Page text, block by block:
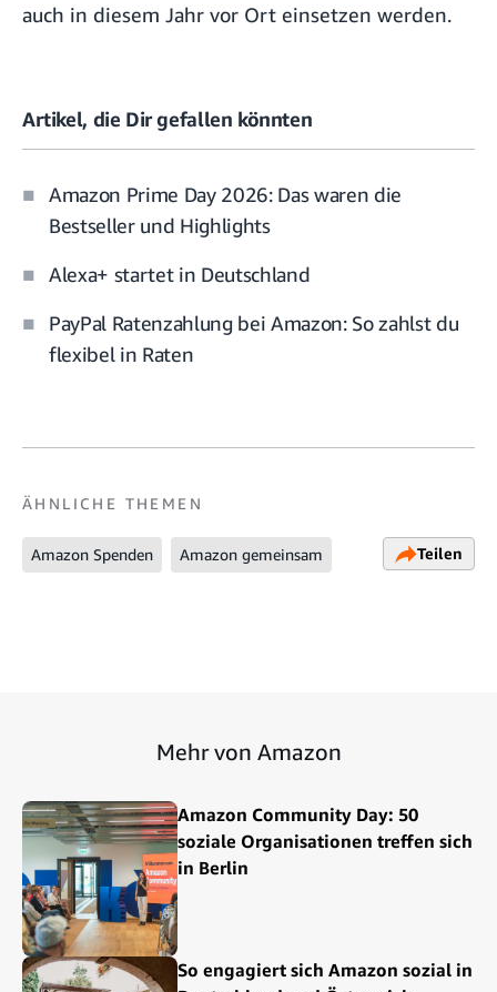
auch in diesem Jahr vor Ort einsetzen werden.
Artikel, die Dir gefallen könnten
Amazon Prime Day 2026: Das waren die
Bestseller und Highlights
Alexa+ startet in Deutschland
PayPal Ratenzahlung bei Amazon: So zahlst du
flexibel in Raten
ÄHNLICHE THEMEN
Amazon Spenden Amazon gemeinsam Teilen
Mehr von Amazon
Amazon Community Day: 50
soziale Organisationen treffen sich
in Berlin
So engagiert sich Amazon sozial in